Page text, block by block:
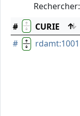
Rechercher:
#
CURIE
#
rdamt:1001